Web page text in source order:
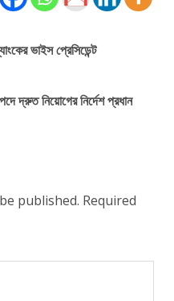
ভাইস প্রেসিডেন্ট
দ্রুত নিয়োগের নির্দেশ প্রধান
published. Required